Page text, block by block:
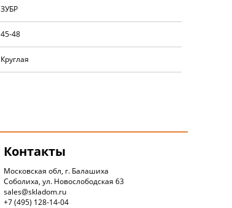
ЗУБР
45-48
Круглая
Контакты
Московская обл, г. Балашиха
Соболиха, ул. Новослободская 63
sales@skladom.ru
+7 (495) 128-14-04